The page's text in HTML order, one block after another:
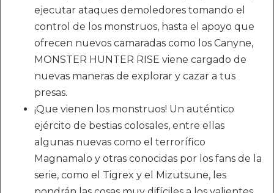
ejecutar ataques demoledores tomando el
control de los monstruos, hasta el apoyo que
ofrecen nuevos camaradas como los Canyne,
MONSTER HUNTER RISE viene cargado de
nuevas maneras de explorar y cazar a tus
presas.
¡Que vienen los monstruos! Un auténtico
ejército de bestias colosales, entre ellas
algunas nuevas como el terrorífico
Magnamalo y otras conocidas por los fans de la
serie, como el Tigrex y el Mizutsune, les